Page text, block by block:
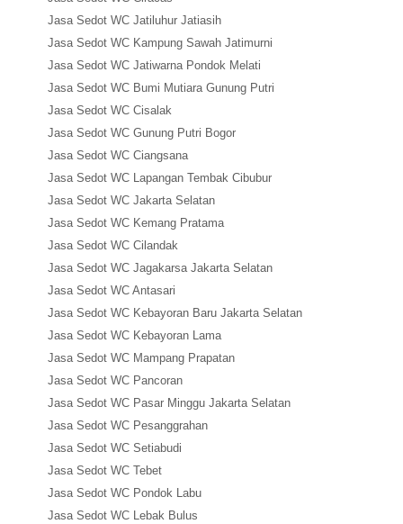
Jasa Sedot WC Jatiluhur Jatiasih
Jasa Sedot WC Kampung Sawah Jatimurni
Jasa Sedot WC Jatiwarna Pondok Melati
Jasa Sedot WC Bumi Mutiara Gunung Putri
Jasa Sedot WC Cisalak
Jasa Sedot WC Gunung Putri Bogor
Jasa Sedot WC Ciangsana
Jasa Sedot WC Lapangan Tembak Cibubur
Jasa Sedot WC Jakarta Selatan
Jasa Sedot WC Kemang Pratama
Jasa Sedot WC Cilandak
Jasa Sedot WC Jagakarsa Jakarta Selatan
Jasa Sedot WC Antasari
Jasa Sedot WC Kebayoran Baru Jakarta Selatan
Jasa Sedot WC Kebayoran Lama
Jasa Sedot WC Mampang Prapatan
Jasa Sedot WC Pancoran
Jasa Sedot WC Pasar Minggu Jakarta Selatan
Jasa Sedot WC Pesanggrahan
Jasa Sedot WC Setiabudi
Jasa Sedot WC Tebet
Jasa Sedot WC Pondok Labu
Jasa Sedot WC Lebak Bulus